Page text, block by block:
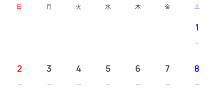
日 月 火 水 木 金 土
1
2 3 4 5 6 7 8